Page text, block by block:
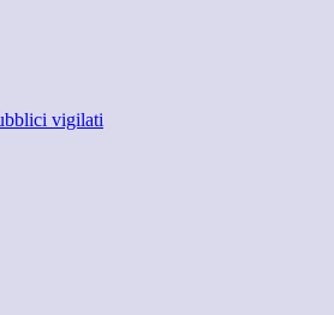
vigilati